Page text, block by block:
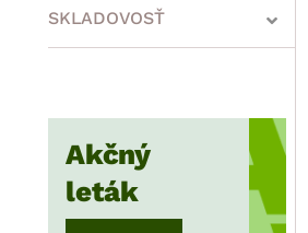
min. cm max. cm
min. cm
SKLADOVOSŤ
Akčný
leták